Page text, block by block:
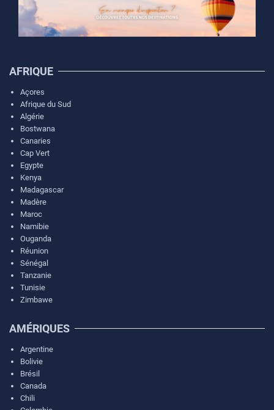
AFRIQUE
Açores
Afrique du Sud
Algérie
Bostwana
Canaries
Cap Vert
Egypte
Kenya
Madagascar
Madère
Maroc
Namibie
Ouganda
Réunion
Sénégal
Tanzanie
Tunisie
Zimbawe
AMÉRIQUES
Argentine
Bolivie
Brésil
Canada
Chili